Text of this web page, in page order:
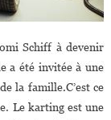
Schiff à devenir
a été invitée à une
la famille.C’est ce
Le karting est une